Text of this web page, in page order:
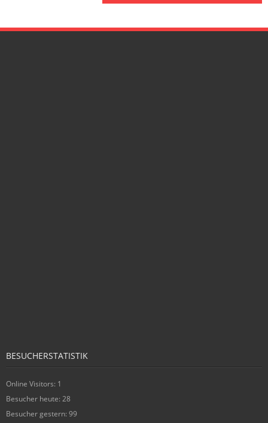
BESUCHERSTATISTIK
Online Visitors: 1
Besucher heute: 28
Besucher gestern: 99